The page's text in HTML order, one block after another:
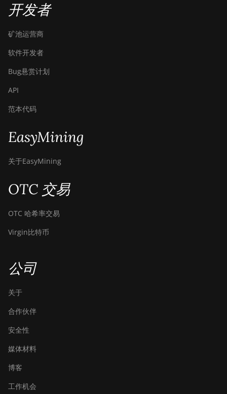
开发者
矿池运营商
软件开发者
Bug悬赏计划
API
范本代码
EasyMining
关于EasyMining
OTC 交易
OTC 哈希率交易
Virgin比特币
公司
关于
合作伙伴
安全性
媒体材料
博客
工作机会